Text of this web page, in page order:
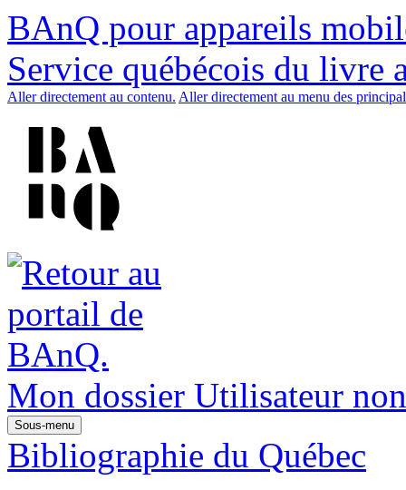
BAnQ pour appareils
Service québécois du livre
Aller directement au contenu. Aller directement au menu des
Mon dossier Utilisateur
Sous-menu
Bibliographie du Québec